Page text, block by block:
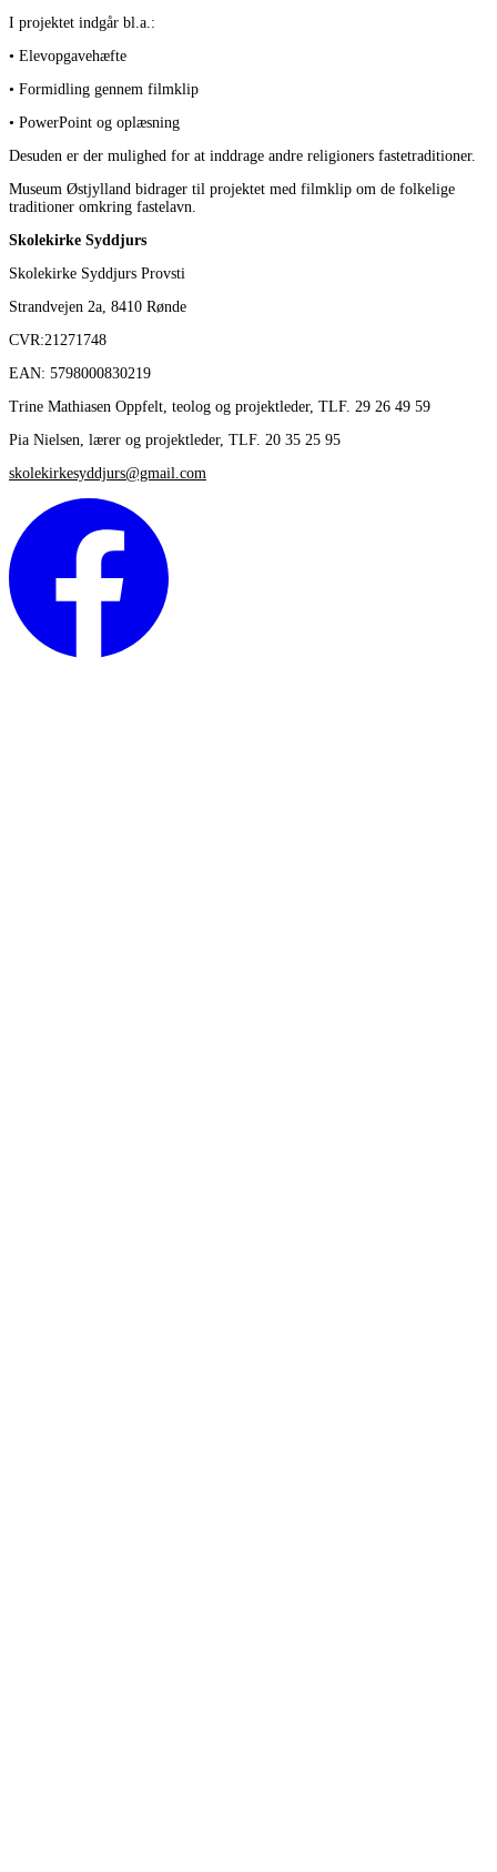
I projektet indgår bl.a.:
• Elevopgavehæfte
• Formidling gennem filmklip
• PowerPoint og oplæsning
Desuden er der mulighed for at inddrage andre religioners fastetraditioner.
Museum Østjylland bidrager til projektet med filmklip om de folkelige
traditioner omkring fastelavn.
Skolekirke Syddjurs
Skolekirke Syddjurs Provsti
Strandvejen 2a, 8410 Rønde
CVR:21271748
EAN: 5798000830219
Trine Mathiasen Oppfelt, teolog og projektleder, TLF. 29 26 49 59
Pia Nielsen, lærer og projektleder, TLF. 20 35 25 95
skolekirkesyddjurs@gmail.com